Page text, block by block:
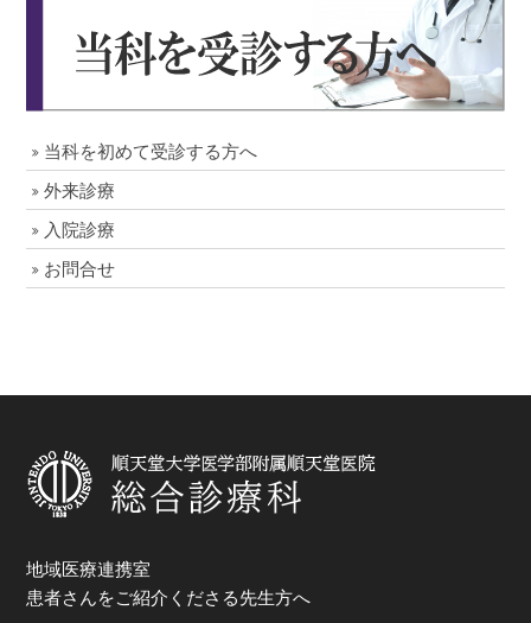
当科を初めて受診する方へ
外来診療
入院診療
お問合せ
地域医療連携室
患者さんをご紹介くださる先生方へ